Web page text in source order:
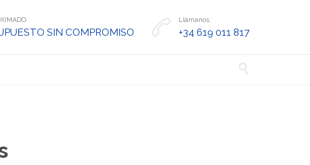
SIN COMPROMISO  Llámanos:
+34 619 011 817
